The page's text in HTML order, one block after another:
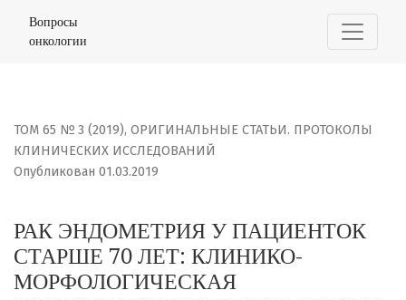
РАК ЭНДОМЕТРИЯ У ПАЦИЕНТОК СТАРШЕ 70 ЛЕТ:
Вопросы
онкологии
ТОМ 65 № 3 (2019), ОРИГИНАЛЬНЫЕ СТАТЬИ. ПРОТОКОЛЫ
КЛИНИЧЕСКИХ ИССЛЕДОВАНИЙ
РАК ЭНДОМЕТРИЯ У ПАЦИЕНТОК
СТАРШЕ 70 ЛЕТ: КЛИНИКО-
МОРФОЛОГИЧЕСКАЯ
Опубликован 01.03.2019